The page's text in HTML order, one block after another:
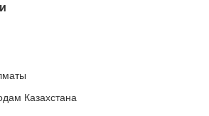
Казахстана